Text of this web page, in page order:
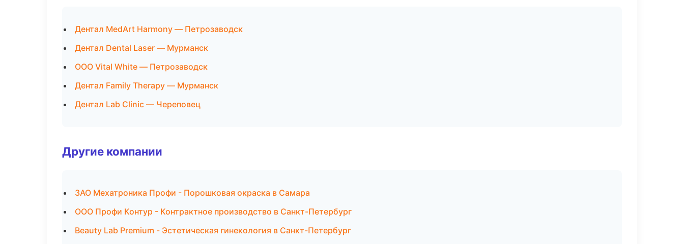
Дентал MedArt Harmony — Петрозаводск
Дентал Dental Laser — Мурманск
ООО Vital White — Петрозаводск
Дентал Family Therapy — Мурманск
Дентал Lab Clinic — Череповец
Другие компании
ЗАО Мехатроника Профи - Порошковая окраска в Самара
ООО Профи Контур - Контрактное производство в Санкт-Петербург
Beauty Lab Premium - Эстетическая гинекология в Санкт-Петербург